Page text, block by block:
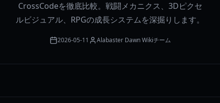
CrossCodeを徹底比較。戦闘メカニクス、3Dピクセ
ルビジュアル、RPGの成長システムを深掘りします。
2026-05-11 Alabaster Dawn Wikiチーム